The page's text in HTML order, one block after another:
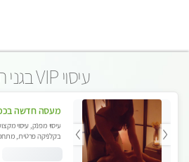
עיסוי VIP בגני תקוה
עיסוי מפנק, עיסוי
בקלניקה פרטית,